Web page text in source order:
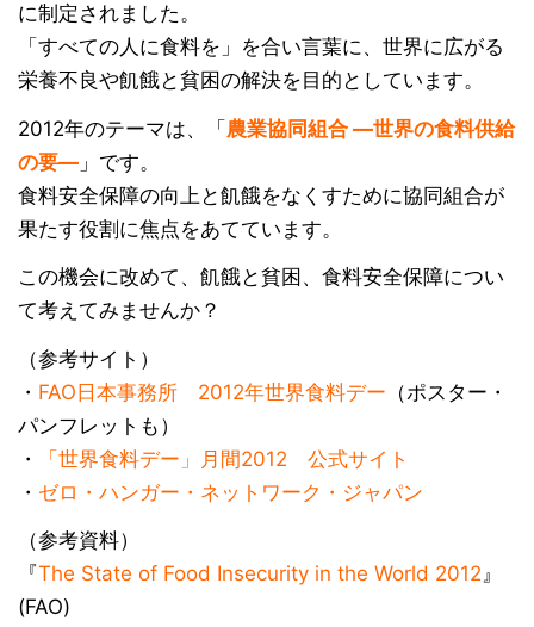
に制定されました。
「すべての人に食料を」を合い言葉に、世界に広がる
栄養不良や飢餓と貧困の解決を目的としています。
2012年のテーマは、「農業協同組合 ―世界の食料供給
の要― 」です。
食料安全保障の向上と飢餓をなくすために協同組合が
果たす役割に焦点をあてています。
この機会に改めて、飢餓と貧困、食料安全保障につい
て考えてみませんか？
（参考サイト）
・ FAO日本事務所 2012年世界食料デー （ポスター・
パンフレットも）
・
「世界食料デー」月間2012 公式サイト
・ ゼロ・ハンガー・ネットワーク・ジャパン
（参考資料）
『The State of Food Insecurity in the World 2012』
(FAO)